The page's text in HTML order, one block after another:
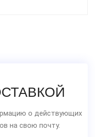
о действующих
на свою почту.